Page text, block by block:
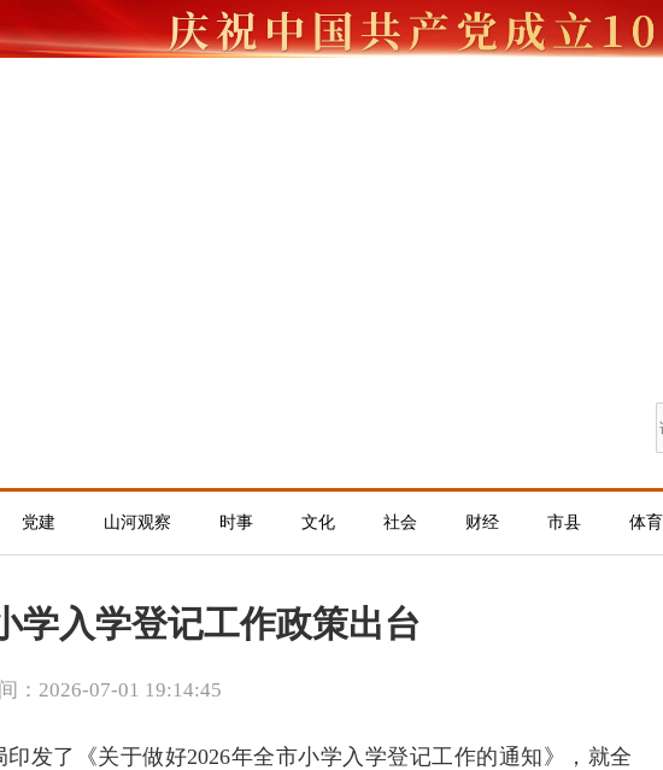
党建 山河观察 时事 文化 社会 财经 市县 体育
学入学登记工作政策出台
：2026-07-01 19:14:45
发了《关于做好2026年全市小学入学登记工作的通知》，就全